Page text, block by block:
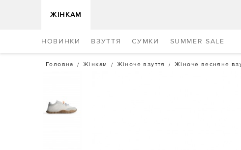
ЖІНКАМ
НОВИНКИ ВЗУТТЯ СУМКИ SUMMER SALE
Головна Жінкам Жіноче взуття Жіноче весняне